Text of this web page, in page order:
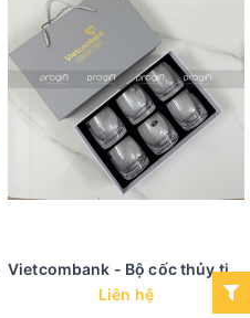
Vietcombank - Bộ cốc thủy tinh pha lê
Liên hệ